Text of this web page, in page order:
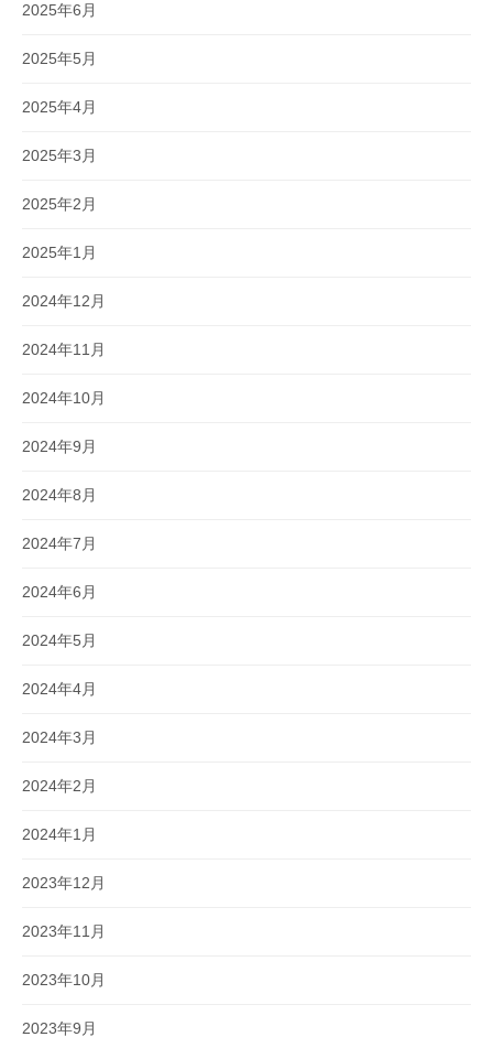
2025年6月
2025年5月
2025年4月
2025年3月
2025年2月
2025年1月
2024年12月
2024年11月
2024年10月
2024年9月
2024年8月
2024年7月
2024年6月
2024年5月
2024年4月
2024年3月
2024年2月
2024年1月
2023年12月
2023年11月
2023年10月
2023年9月